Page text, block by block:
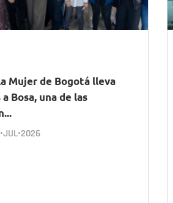
Mujer de Bogotá lleva
Bosa, una de las